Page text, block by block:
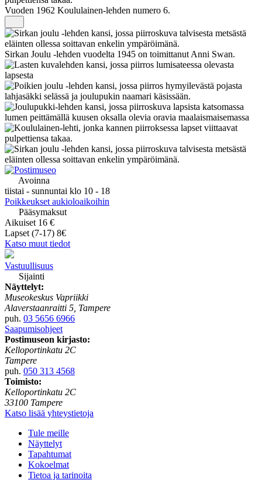
Vuoden 1962 Koululainen-lehden numero 6.
Sirkan Joulu -lehden vuodelta 1945 on toimittanut Anni Swan.
Avoinna
tiistai - sunnuntai klo 10 - 18
Poikkeukset aukioloaikoihin
Pääsymaksut
Aikuiset 16 €
Lapset (7-17) 8€
Katso muut tiedot
Vastuullisuus
Sijainti
Näyttelyt:
Museokeskus Vapriikki
Alaverstaanraitti 5, Tampere
puh. 03 5656 6966
Saapumisohjeet
Postimuseon kirjasto:
Kelloportinkatu 2C
Tampere
puh. 050 313 4568
Toimisto:
Kelloportinkatu 2C
33100 Tampere
Katso lisää yhteystietoja
Tule meille
Näyttelyt
Tapahtumat
Kokoelmat
Tietoa ja tarinoita